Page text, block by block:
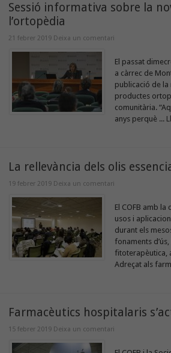
Sessió informativa sobre la
l’ortopèdia
21 febrer 2019 Deixa un comentari
El passat
a càrrec de
publicació de la
productes
comunitària.
anys perquè ...
La rellevància dels olis
19 febrer 2019 Deixa un comentari
El COFB amb
usos i
durant els
fonaments
fitoterapèutica,
Adreçat als
Farmacèutics hospitalaris
15 febrer 2019 Deixa un comentari